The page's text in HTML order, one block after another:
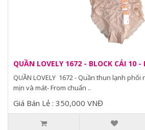
QUẦN LOVELY 1672 - BLOCK CÁI 10 -
QUẦN LOVELY 1672 - Quần thun lạnh
mịn và mát- From chuẩn ..
Giá Bán Lẻ : 350,000 VNĐ